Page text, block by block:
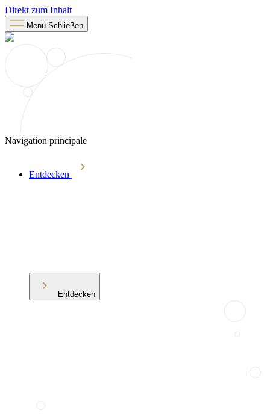
Direkt zum Inhalt
Menü Schließen
Navigation principale
Entdecken
Entdecken